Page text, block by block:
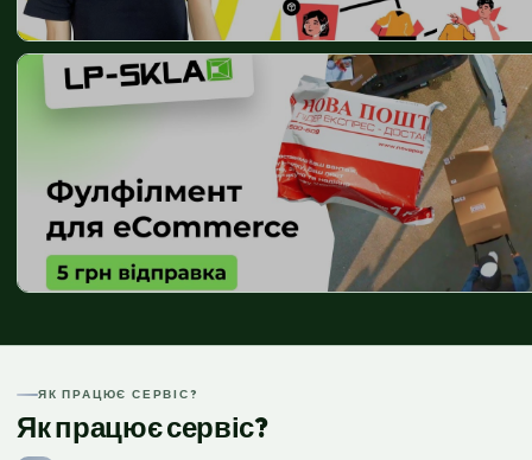
ЯК ПРАЦЮЄ СЕРВІС?
Як працює сервіс?